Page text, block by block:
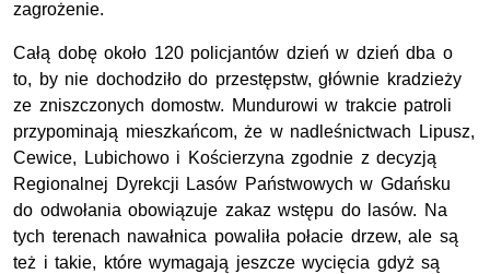
zagrożenie.
Całą dobę około 120 policjantów dzień w dzień dba o
to, by nie dochodziło do przestępstw, głównie kradzieży
ze zniszczonych domostw. Mundurowi w trakcie patroli
przypominają mieszkańcom, że w nadleśnictwach Lipusz,
Cewice, Lubichowo i Kościerzyna zgodnie z decyzją
Regionalnej Dyrekcji Lasów Państwowych w Gdańsku
do odwołania obowiązuje zakaz wstępu do lasów. Na
tych terenach nawałnica powaliła połacie drzew, ale są
też i takie, które wymagają jeszcze wycięcia gdyż są